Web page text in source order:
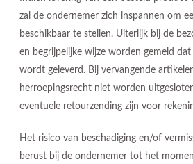
zal de ondernemer zich inspannen om
beschikbaar te stellen. Uiterlijk bij de
en begrijpelijke wijze worden gemeld
wordt geleverd. Bij vervangende
herroepingsrecht niet worden
eventuele retourzending zijn voor
Het risico van beschadiging en/of
berust bij de ondernemer tot het